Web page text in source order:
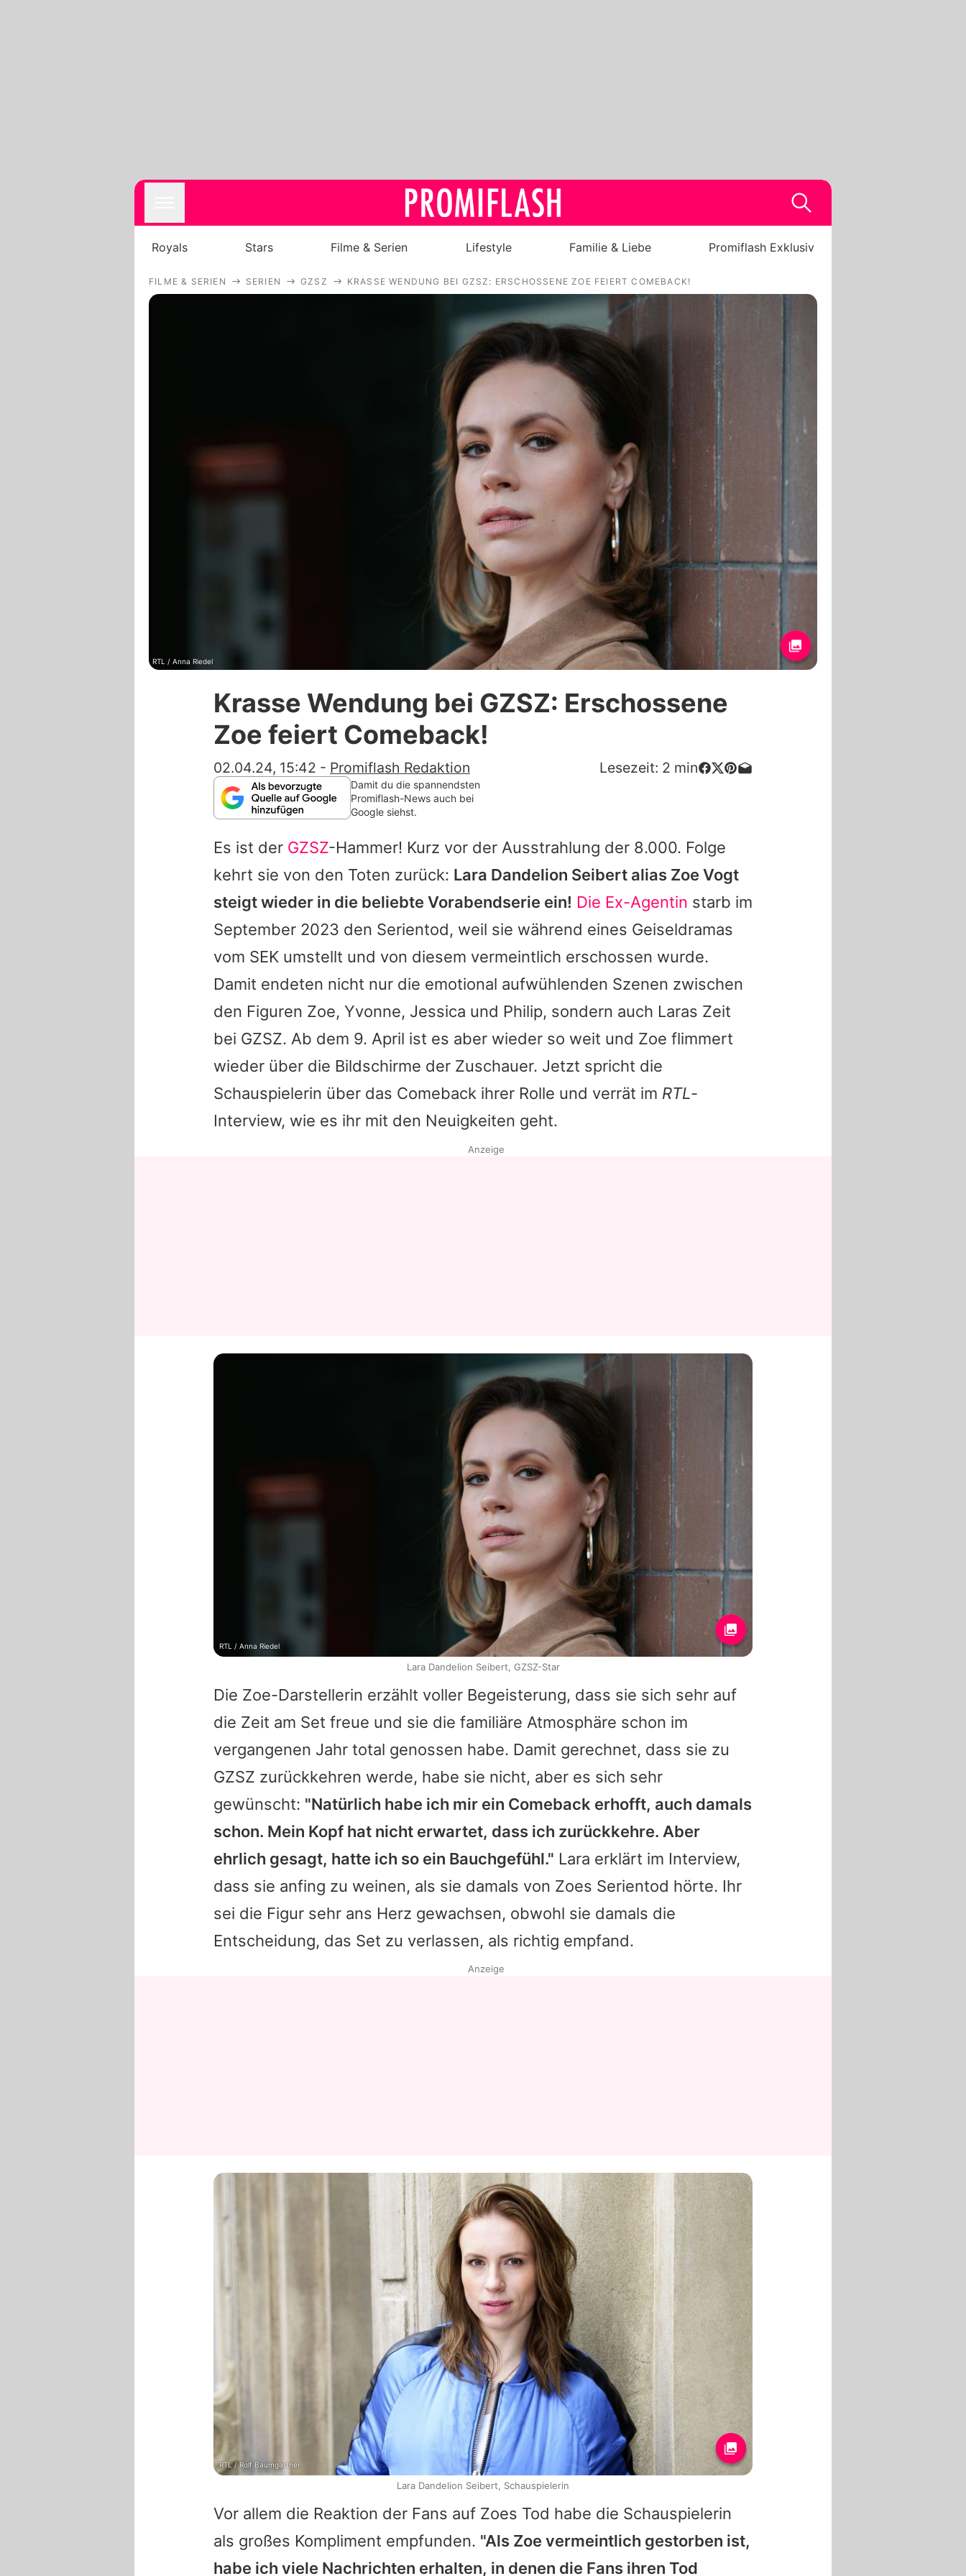
Royals
Stars
Filme & Serien
Lifestyle
Familie & Liebe
Promiflash Exklusiv
Alle Themen auf Promiflash
Jobs
App runterladen
Team
Redaktionelle Richtlinien
Impressum
Datenschutzerklärung
Nutzungsbedingungen
Utiq verwalten
Royals Stars Filme & Serien Lifestyle Familie & Liebe Promiflash Exklusiv
FILME & SERIEN SERIEN GZSZ KRASSE WENDUNG BEI GZSZ: ERSCHOSSENE ZOE FEIERT COMEBACK!
RTL / Anna Riedel
Krasse Wendung bei GZSZ: Erschossene
Zoe feiert Comeback!
02.04.24, 15:42 - Promiflash Redaktion Lesezeit: 2 min
Damit du die spannendsten
Promiflash-News auch bei
Google siehst.
Es ist der GZSZ-Hammer! Kurz vor der Ausstrahlung der 8.000. Folge
kehrt sie von den Toten zurück: Lara Dandelion Seibert alias Zoe Vogt
steigt wieder in die beliebte Vorabendserie ein! Die Ex-Agentin starb im
September 2023 den Serientod, weil sie während eines Geiseldramas
vom SEK umstellt und von diesem vermeintlich erschossen wurde.
Damit endeten nicht nur die emotional aufwühlenden Szenen zwischen
den Figuren Zoe, Yvonne, Jessica und Philip, sondern auch Laras Zeit
bei GZSZ. Ab dem 9. April ist es aber wieder so weit und Zoe flimmert
wieder über die Bildschirme der Zuschauer. Jetzt spricht die
Schauspielerin über das Comeback ihrer Rolle und verrät im RTL-
Interview, wie es ihr mit den Neuigkeiten geht.
Die Zoe-Darstellerin erzählt voller Begeisterung, dass sie sich sehr auf
die Zeit am Set freue und sie die familiäre Atmosphäre schon im
vergangenen Jahr total genossen habe. Damit gerechnet, dass sie zu
GZSZ zurückkehren werde, habe sie nicht, aber es sich sehr
gewünscht: "Natürlich habe ich mir ein Comeback erhofft, auch damals
schon. Mein Kopf hat nicht erwartet, dass ich zurückkehre. Aber
ehrlich gesagt, hatte ich so ein Bauchgefühl." Lara erklärt im Interview,
dass sie anfing zu weinen, als sie damals von Zoes Serientod hörte. Ihr
sei die Figur sehr ans Herz gewachsen, obwohl sie damals die
Entscheidung, das Set zu verlassen, als richtig empfand.
Vor allem die Reaktion der Fans auf Zoes Tod habe die Schauspielerin
als großes Kompliment empfunden. "Als Zoe vermeintlich gestorben ist,
habe ich viele Nachrichten erhalten, in denen die Fans ihren Tod
Anzeige
RTL / Anna Riedel
Lara Dandelion Seibert, GZSZ-Star
Anzeige
RTL / Rolf Baumgartner
Lara Dandelion Seibert, Schauspielerin